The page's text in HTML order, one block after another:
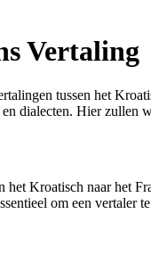
Vertaling
tussen het
dialecten. Hier zullen
het Kroatisch naar het
om een vertaler